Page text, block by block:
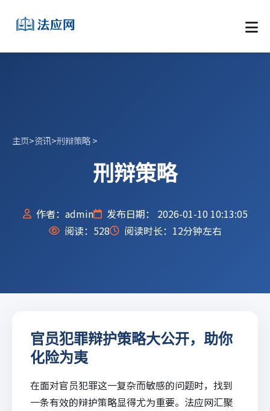
主页>资讯>刑辩策略>
刑辩策略
作者：admin
发布日期： 2026-01-10 10:13:05
阅读： 528 阅读时长：12分钟左右
官员犯罪辩护策略大公开，助你
化险为夷
在面对官员犯罪这一复杂而敏感的问题时，找到
一条有效的辩护策略显得尤为重要。 法应网汇聚